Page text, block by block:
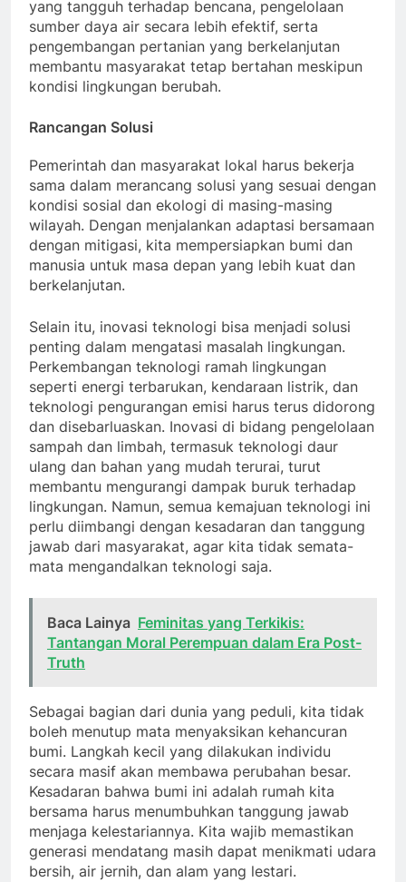
yang tangguh terhadap bencana, pengelolaan
sumber daya air secara lebih efektif, serta
pengembangan pertanian yang berkelanjutan
membantu masyarakat tetap bertahan meskipun
kondisi lingkungan berubah.
Rancangan Solusi
Pemerintah dan masyarakat lokal harus bekerja
sama dalam merancang solusi yang sesuai dengan
kondisi sosial dan ekologi di masing-masing
wilayah. Dengan menjalankan adaptasi bersamaan
dengan mitigasi, kita mempersiapkan bumi dan
manusia untuk masa depan yang lebih kuat dan
berkelanjutan.
Selain itu, inovasi teknologi bisa menjadi solusi
penting dalam mengatasi masalah lingkungan.
Perkembangan teknologi ramah lingkungan
seperti energi terbarukan, kendaraan listrik, dan
teknologi pengurangan emisi harus terus didorong
dan disebarluaskan. Inovasi di bidang pengelolaan
sampah dan limbah, termasuk teknologi daur
ulang dan bahan yang mudah terurai, turut
membantu mengurangi dampak buruk terhadap
lingkungan. Namun, semua kemajuan teknologi ini
perlu diimbangi dengan kesadaran dan tanggung
jawab dari masyarakat, agar kita tidak semata-
mata mengandalkan teknologi saja.
Baca Lainya Feminitas yang Terkikis:
Tantangan Moral Perempuan dalam Era Post-
Truth
Sebagai bagian dari dunia yang peduli, kita tidak
boleh menutup mata menyaksikan kehancuran
bumi. Langkah kecil yang dilakukan individu
secara masif akan membawa perubahan besar.
Kesadaran bahwa bumi ini adalah rumah kita
bersama harus menumbuhkan tanggung jawab
menjaga kelestariannya. Kita wajib memastikan
generasi mendatang masih dapat menikmati udara
bersih, air jernih, dan alam yang lestari.